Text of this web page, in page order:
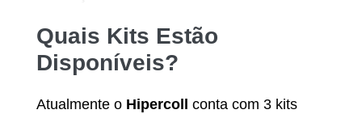
Quais Kits Estão
Disponíveis?
Atualmente o Hipercoll
conta com 3 kits